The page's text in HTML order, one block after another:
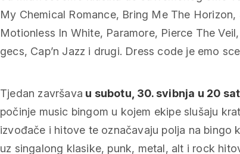
My Chemical Romance, Bring Me The
Motionless In White, Paramore, Pierce The
gecs, Cap’n Jazz i drugi. Dress code je emo
Tjedan završava u subotu, 30. svibnja u 20
počinje music bingom u kojem ekipe slušaju
izvođače i hitove te označavaju polja na bingo
uz singalong klasike, punk, metal, alt i rock